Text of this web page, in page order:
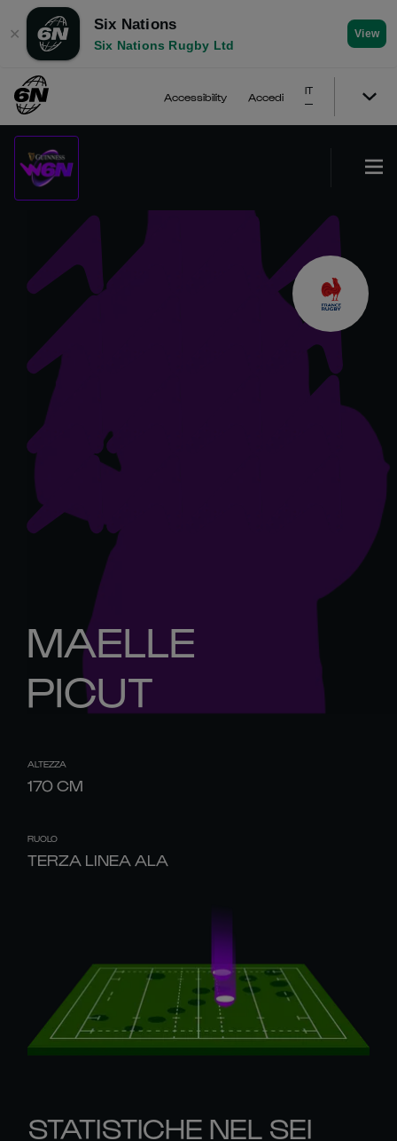
✕
Six Nations
Six Nations Rugby Ltd
View
Accessibility Accedi
IT
MAELLE
PICUT
ALTEZZA
170CM
RUOLO
TERZA LINEA ALA
STATISTICHE NEL SEI